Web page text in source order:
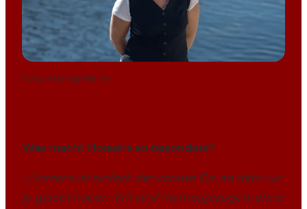
Foto: Rasmus Rønne
Was macht Horsens so besonders?
- Horsens ist einfach der coolste Ort, an dem wir
je gelebt haben. Wir sind hierhergezogen, ohne